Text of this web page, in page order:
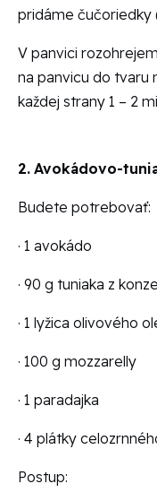
pridáme čučoriedky
V panvici
na panvicu do tvaru
každej strany 1 – 2
2. Avokádovo-
Budete potrebovať:
· 1 avokádo
· 90 g tuniaka z
· 1 lyžica olivového
· 100 g mozzarelly
· 1 paradajka
· 4 plátky
Postup: